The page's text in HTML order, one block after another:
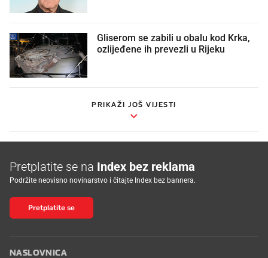
Gliserom se zabili u obalu kod Krka,
ozlijeđene ih prevezli u Rijeku
PRIKAŽI JOŠ VIJESTI
Pretplatite se na Index bez reklama
Podržite neovisno novinarstvo i čitajte Index bez bannera.
Pretplatite se
NASLOVNICA